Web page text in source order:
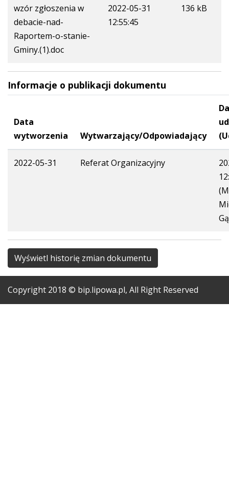
wzór zgłoszenia w
debacie-nad-
Raportem-o-stanie-
Gminy.(1).doc
2022-05-31
12:55:45
136 kB
Informacje o publikacji dokumentu
Data
wytworzenia
Wytwarzający/Odpowiadający
2022-05-31 Referat Organizacyjny
Wyświetl historię zmian dokumentu
Copyright 2018 © bip.lipowa.pl, All Right Reserved